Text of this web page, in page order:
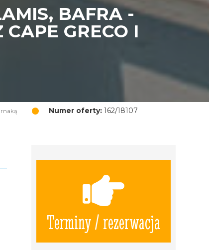
BAFRA -
GRECO I
Numer oferty:162/18107
Terminy / rezerwacja